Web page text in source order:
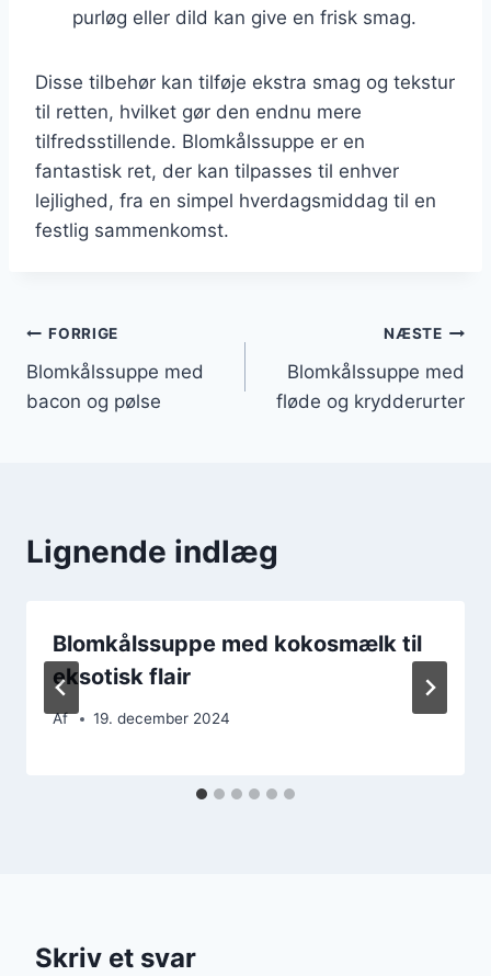
purløg eller dild kan give en frisk smag.
Disse tilbehør kan tilføje ekstra smag og tekstur
til retten, hvilket gør den endnu mere
tilfredsstillende. Blomkålssuppe er en
fantastisk ret, der kan tilpasses til enhver
lejlighed, fra en simpel hverdagsmiddag til en
festlig sammenkomst.
Indlægsnavigation
FORRIGE
Blomkålssuppe med
bacon og pølse
NÆSTE
Blomkålssuppe med
fløde og krydderurter
Lignende indlæg
Blomkålssuppe med kokosmælk til
eksotisk flair
Af 19. december 2024
Skriv et svar